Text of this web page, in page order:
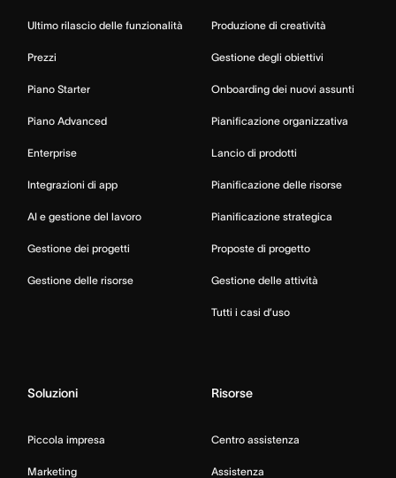
Ultimo rilascio delle funzionalità
Prezzi
Piano Starter
Piano Advanced
Enterprise
Integrazioni di app
AI e gestione del lavoro
Gestione dei progetti
Gestione delle risorse
Produzione di creatività
Gestione degli obiettivi
Onboarding dei nuovi assunti
Pianificazione organizzativa
Lancio di prodotti
Pianificazione delle risorse
Pianificazione strategica
Proposte di progetto
Gestione delle attività
Tutti i casi d’uso
Soluzioni
Piccola impresa
Marketing
Risorse
Centro assistenza
Assistenza